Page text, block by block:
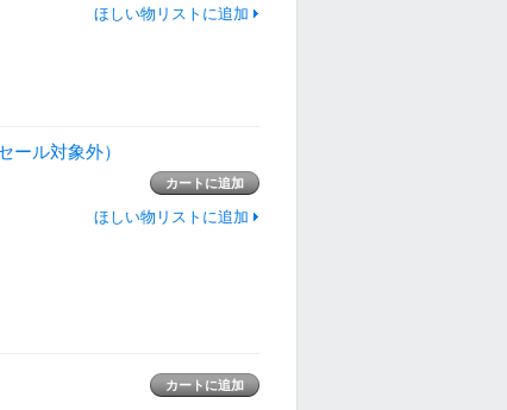
ほしい物リストに追加
ル対象外）
ほしい物リストに追加